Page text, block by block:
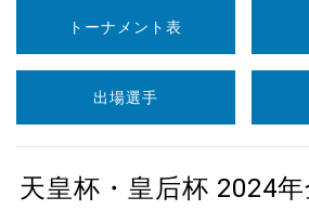
トーナメント表
出場選手
天皇杯・皇后杯 2024